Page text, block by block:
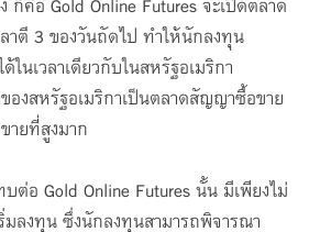
คือ Gold Online Futures จะเปิดตลาด
าตี 3 ของวันถัดไป ทำให้นักลงทุน
นเวลาเดียวกับในสหรัฐอเมริกา
องสหรัฐอเมริกาเป็นตลาดสัญญาซื้อขาย
ายที่สูงมาก
อ Gold Online Futures นั้น มีเพียงไม่
มลงทุน ซึ่งนักลงทุนสามารถพิจารณา